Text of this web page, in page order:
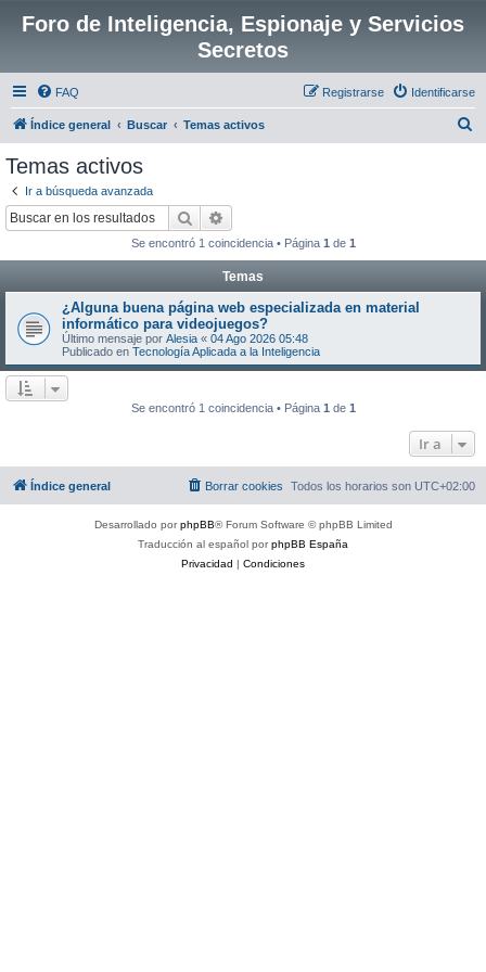
Foro de Inteligencia, Espionaje y Servicios
Secretos
FAQ Identificarse
Registrarse
Índice general Buscar Temas activos
Temas activos
Ir a búsqueda avanzada
Buscar
Se encontró 1 coincidencia • Página 1 de 1
Temas
¿Alguna buena página web especializada en material
informático para videojuegos?
Último mensaje por Alesia « 04 Ago 2026 05:48
Publicado en Tecnología Aplicada a la Inteligencia
Se encontró 1 coincidencia • Página 1 de 1
Ir a
Índice general Todos los horarios son UTC+02:00
Borrar cookies
Desarrollado porphpBB® Forum Software © phpBB Limited
Traducción al español porphpBB España
Privacidad | Condiciones